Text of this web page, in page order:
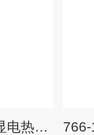
766-1AS远红外数显电热干燥箱，烘箱，上海老化箱